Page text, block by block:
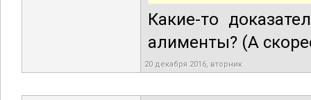
Какие-то
алименты? (А
20 декабря 2016, вторник